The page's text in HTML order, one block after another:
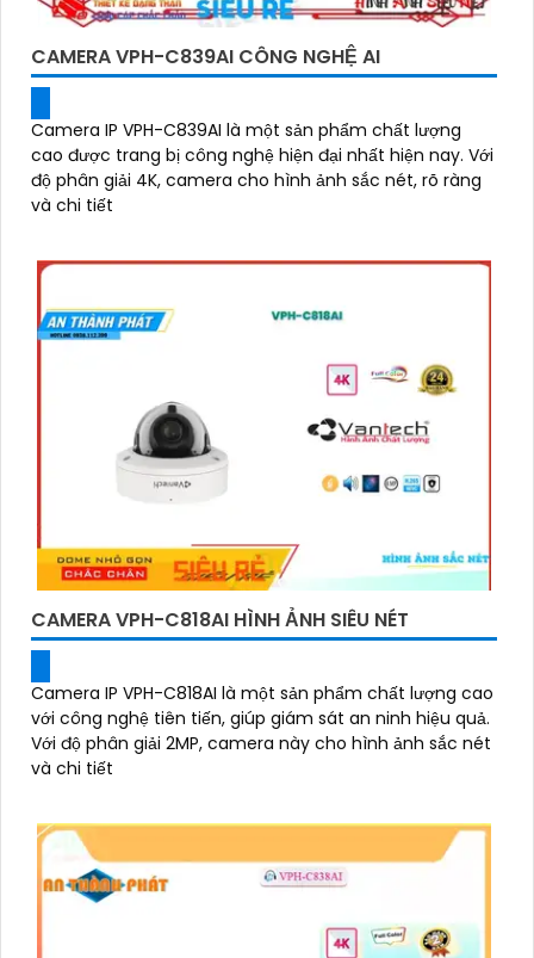
CAMERA VPH-C839AI CÔNG NGHỆ AI
Camera IP VPH-C839AI là một sản phẩm chất lượng
cao được trang bị công nghệ hiện đại nhất hiện nay. Với
độ phân giải 4K, camera cho hình ảnh sắc nét, rõ ràng
và chi tiết
CAMERA VPH-C818AI HÌNH ẢNH SIÊU NÉT
Camera IP VPH-C818AI là một sản phẩm chất lượng cao
với công nghệ tiên tiến, giúp giám sát an ninh hiệu quả.
Với độ phân giải 2MP, camera này cho hình ảnh sắc nét
và chi tiết